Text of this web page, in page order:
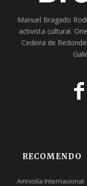
Manuel Bragado
activista cultural.
Cedeira de
RECOMENDO
Amnistía Internacional